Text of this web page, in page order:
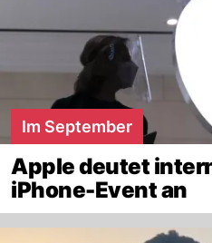
Im September
Apple deutet
iPhone-Event an